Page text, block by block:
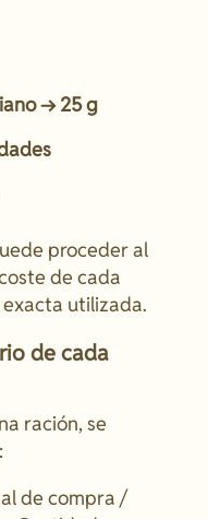
→ 25 g
proceder al
de cada
utilizada.
de cada
ración, se
de compra /